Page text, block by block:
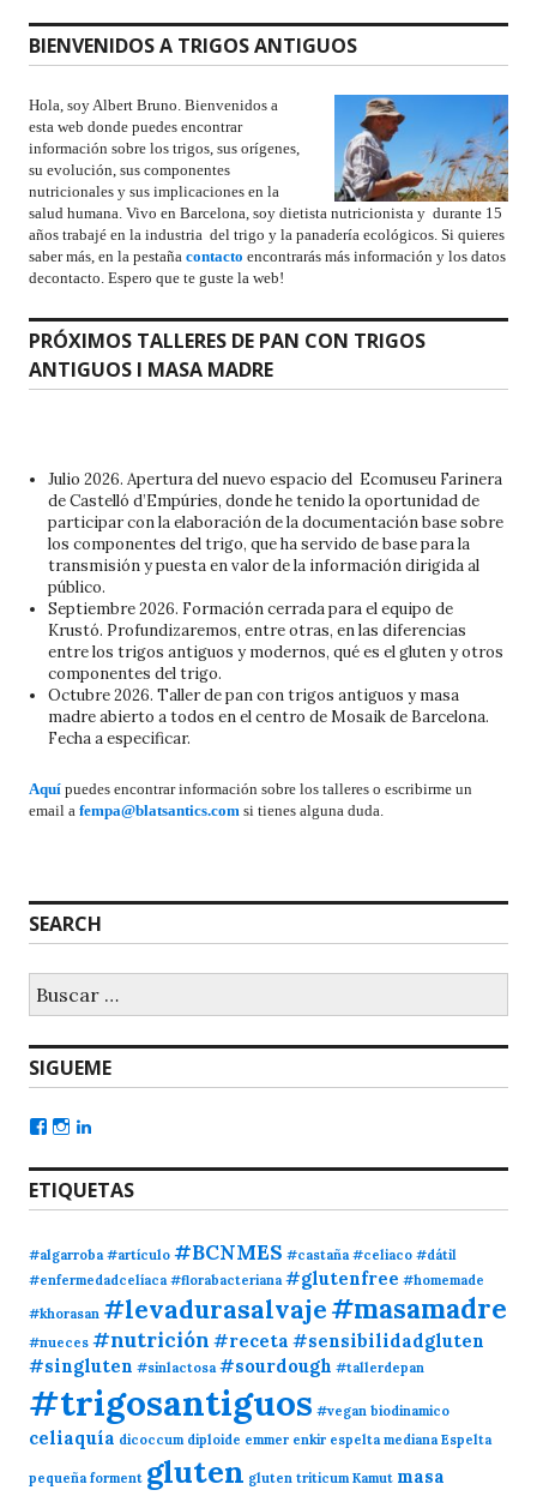
BIENVENIDOS A TRIGOS ANTIGUOS
Hola, soy Albert Bruno. Bienvenidos a
esta web donde puedes encontrar
información sobre los trigos, sus orígenes,
su evolución, sus componentes
nutricionales y sus implicaciones en la
salud humana. Vivo en Barcelona, soy dietista nutricionista y durante 15
años trabajé en la industria del trigo y la panadería ecológicos. Si quieres
saber más, en la pestaña contacto encontrarás más información y los datos
decontacto. Espero que te guste la web!
PRÓXIMOS TALLERES DE PAN CON TRIGOS
ANTIGUOS I MASA MADRE
Julio 2026. Apertura del nuevo espacio del Ecomuseu Farinera
de Castelló d’Empúries, donde he tenido la oportunidad de
participar con la elaboración de la documentación base sobre
los componentes del trigo, que ha servido de base para la
transmisión y puesta en valor de la información dirigida al
público.
Septiembre 2026. Formación cerrada para el equipo de
Krustó. Profundizaremos, entre otras, en las diferencias
entre los trigos antiguos y modernos, qué es el gluten y otros
componentes del trigo.
Octubre 2026. Taller de pan con trigos antiguos y masa
madre abierto a todos en el centro de Mosaik de Barcelona.
Fecha a especificar.
Aquí puedes encontrar información sobre los talleres o escribirme un
email a fempa@blatsantics.com si tienes alguna duda.
SEARCH
SIGUEME
ETIQUETAS
#algarroba #artículo #BCNMES #castaña #celiaco #dátil
#enfermedadcelíaca #florabacteriana #glutenfree #homemade
#khorasan #levadurasalvaje#masamadre
#nueces #nutrición #receta #sensibilidadgluten
#singluten #sinlactosa #sourdough #tallerdepan
#trigosantiguos #vegan biodinamico
celiaquía dicoccum diploide emmer enkir espelta mediana Espelta
pequeña forment gluten gluten triticum Kamut masa